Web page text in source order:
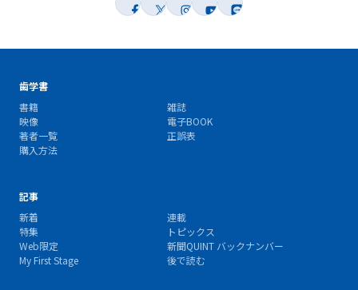
歯学書
書籍
雑誌
映像
電子BOOK
著者一覧
正誤表
購入方法
記事
新着
連載
特集
トピックス
Web限定
新聞QUINT バックナンバー
My First Stage
後で読む